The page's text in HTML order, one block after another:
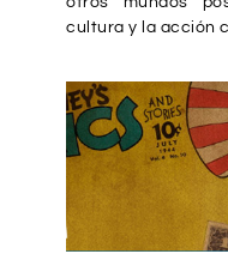
cultura y la acción